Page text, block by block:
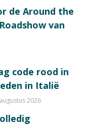
de Around the
van
code rood in
in Italië
2026